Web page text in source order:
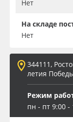
Нет
На складе
Нет
344111,
летия
Режим
пн - пт 9:00 -